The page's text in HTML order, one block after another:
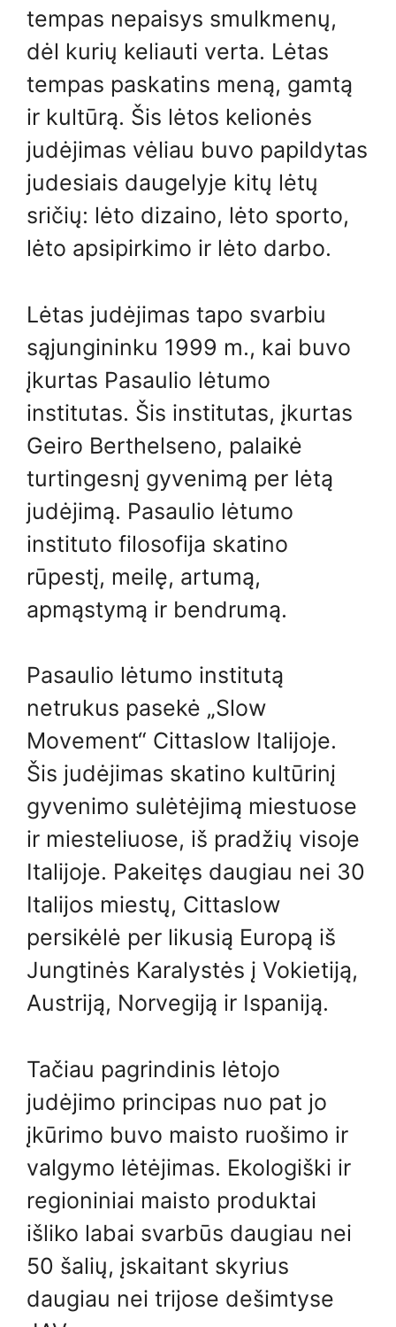
tempas nepaisys smulkmenų,
dėl kurių keliauti verta. Lėtas
tempas paskatins meną, gamtą
ir kultūrą. Šis lėtos kelionės
judėjimas vėliau buvo papildytas
judesiais daugelyje kitų lėtų
sričių: lėto dizaino, lėto sporto,
lėto apsipirkimo ir lėto darbo.
Lėtas judėjimas tapo svarbiu
sąjungininku 1999 m., kai buvo
įkurtas Pasaulio lėtumo
institutas. Šis institutas, įkurtas
Geiro Berthelseno, palaikė
turtingesnį gyvenimą per lėtą
judėjimą. Pasaulio lėtumo
instituto filosofija skatino
rūpestį, meilę, artumą,
apmąstymą ir bendrumą.
Pasaulio lėtumo institutą
netrukus pasekė „Slow
Movement“ Cittaslow Italijoje.
Šis judėjimas skatino kultūrinį
gyvenimo sulėtėjimą miestuose
ir miesteliuose, iš pradžių visoje
Italijoje. Pakeitęs daugiau nei 30
Italijos miestų, Cittaslow
persikėlė per likusią Europą iš
Jungtinės Karalystės į Vokietiją,
Austriją, Norvegiją ir Ispaniją.
Tačiau pagrindinis lėtojo
judėjimo principas nuo pat jo
įkūrimo buvo maisto ruošimo ir
valgymo lėtėjimas. Ekologiški ir
regioniniai maisto produktai
išliko labai svarbūs daugiau nei
50 šalių, įskaitant skyrius
daugiau nei trijose dešimtyse